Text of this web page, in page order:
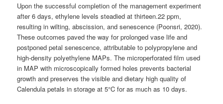
Upon the successful completion of the management experiment
after 6 days, ethylene levels steadied at thirteen.22 ppm,
resulting in wilting, abscission, and senescence (Poonsri, 2020).
These outcomes paved the way for prolonged vase life and
postponed petal senescence, attributable to polypropylene and
high-density polyethylene MAPs. The microperforated film used
in MAP with microscopically formed holes prevents bacterial
growth and preserves the visible and dietary high quality of
Calendula petals in storage at 5°C for as much as 10 days.